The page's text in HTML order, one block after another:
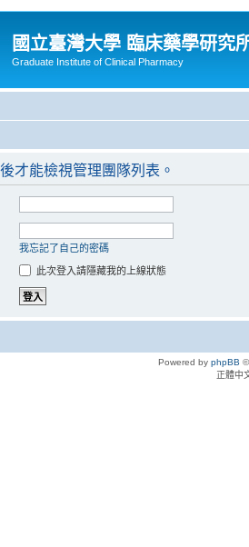
國立臺灣大學 臨床藥學研究
Graduate Institute of Clinical Pharmacy
才能檢視管理團隊列表。
我忘記了自己的密碼
此次登入請隱藏我的上線狀態
Powered by phpBB
正體中